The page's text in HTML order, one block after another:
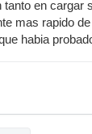
tanto en cargar
mas rapido
habia